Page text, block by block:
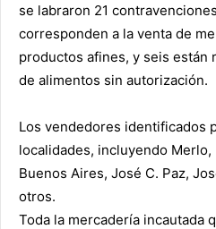
se labraron 21
corresponden a la venta de
productos afines, y seis están
de alimentos sin autorización.
Los vendedores identificados
localidades, incluyendo Merlo,
Buenos Aires, José C. Paz,
otros.
Toda la mercadería incautada